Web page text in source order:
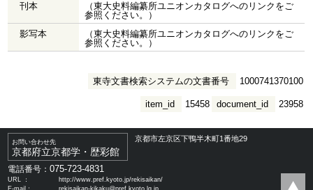
刊本
（東大史料編纂所ユニオンカタログへのリンクをご
参照ください。）
影写本
（東大史料編纂所ユニオンカタログへのリンクをご
参照ください。）
東寺文書検索システムの文書番号 1000741370100
document_id 23958
item_id 15458
お問い合わせ先
京都府立京都学・歴彩館
京都市左京区下鴨半木町1番地29
電話番号：075-723-4831
URL ：
http://www.pref.kyoto.jp/rekisaikan/
E-mail：
rekisaikan-kikaku@pref.kyoto.lg.jp